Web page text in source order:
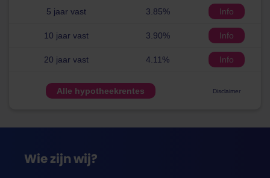
5 jaar vast 3.85% Info
10 jaar vast 3.90% Info
20 jaar vast 4.11% Info
Alle hypotheekrentes Disclaimer
Wie zijn wij?